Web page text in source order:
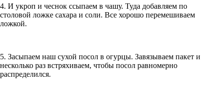
4. И укроп и чеснок ссыпаем в чашу. Туда добавляем по
столовой ложке сахара и соли. Все хорошо перемешиваем
ложкой.
5. Засыпаем наш сухой посол в огурцы. Завязываем пакет и
несколько раз встряхиваем, чтобы посол равномерно
распределился.